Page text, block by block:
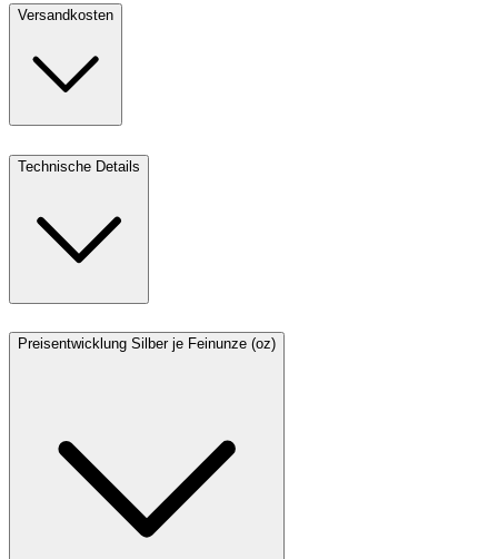
Versandkosten
Technische Details
Preisentwicklung Silber je Feinunze (oz)